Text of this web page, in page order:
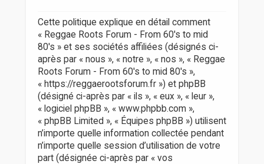
Cette politique explique en détail comment
« Reggae Roots Forum - From 60's to mid
80's » et ses sociétés affiliées (désignés ci-
après par « nous », « notre », « nos », « Reggae
Roots Forum - From 60's to mid 80's »,
« https://reggaerootsforum.fr ») et phpBB
(désigné ci-après par « ils », « eux », « leur »,
« logiciel phpBB », « www.phpbb.com »,
« phpBB Limited », « Équipes phpBB ») utilisent
n’importe quelle information collectée pendant
n’importe quelle session d’utilisation de votre
part (désignée ci-après par « vos